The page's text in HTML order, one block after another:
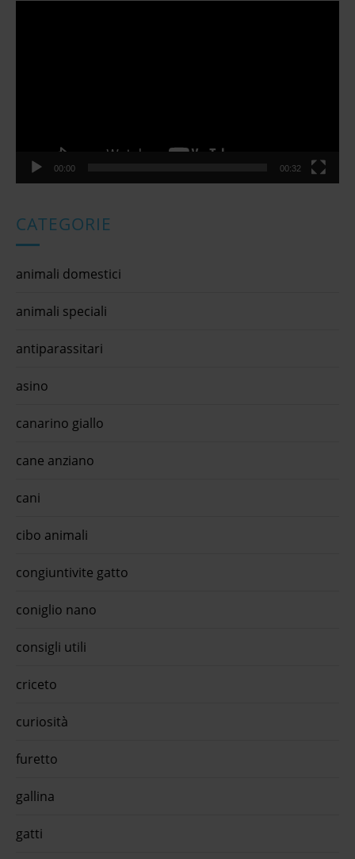
00:00 00:32
CATEGORIE
animali domestici
animali speciali
antiparassitari
asino
canarino giallo
cane anziano
cani
cibo animali
congiuntivite gatto
coniglio nano
consigli utili
criceto
curiosità
furetto
gallina
gatti